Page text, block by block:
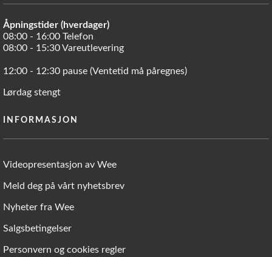
Åpningstider (hverdager)
08:00 - 16:00 Telefon
08:00 - 15:30 Vareutlevering
12:00 - 12:30 pause (Ventetid må påregnes)
Lørdag stengt
INFORMASJON
Videopresentasjon av Wee
Meld deg på vårt nyhetsbrev
Nyheter fra Wee
Salgsbetingelser
Personvern og cookies regler